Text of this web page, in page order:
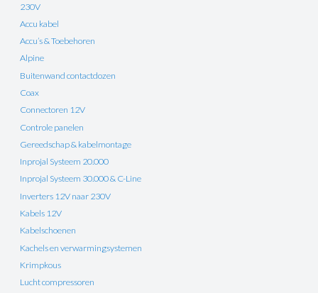
230V
Accu kabel
Accu’s & Toebehoren
Alpine
Buitenwand contactdozen
Coax
Connectoren 12V
Controle panelen
Gereedschap & kabelmontage
Inprojal Systeem 20.000
Inprojal Systeem 30.000 & C-Line
Inverters 12V naar 230V
Kabels 12V
Kabelschoenen
Kachels en verwarmingsystemen
Krimpkous
Lucht compressoren